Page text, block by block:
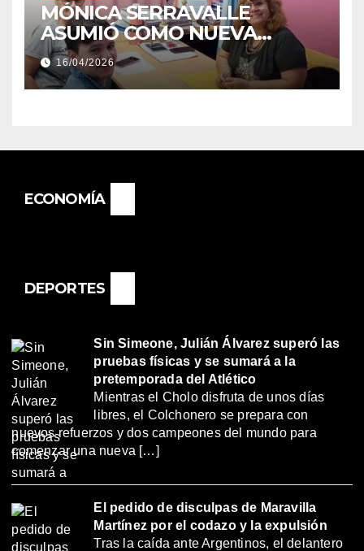
MÓNICA SERRAVALLE
ASUMIÓ COMO NUEVA
DIRECTORA DEL E.E.S. N° 82
«RENÉ FAVALORO» DE
BASAIL.
16/04/2026
ECONOMÍA
DEPORTES
Sin Simeone, Julián Álvarez superó las
pruebas físicas y se sumará a la
pretemporada del Atlético
Mientras el Cholo disfruta de unos días
libres, el Colchonero se prepara con
nuevos refuerzos y dos campeones del mundo para
comenzar una nueva […]
El pedido de disculpas de Maravilla
Martínez por el codazo y la expulsión
Tras la caída ante Argentinos, el delantero